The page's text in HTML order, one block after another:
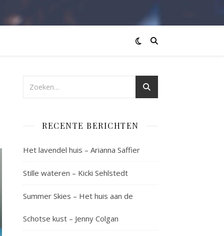
RECENTE BERICHTEN
Het lavendel huis – Arianna Saffier
Stille wateren – Kicki Sehlstedt
Summer Skies – Het huis aan de
Schotse kust – Jenny Colgan